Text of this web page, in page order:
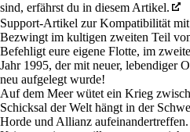
sind, erfährst du in diesem Artikel.
Support-Artikel zur Kompatibilität
Bezwingt im kultigen zweiten Teil
Befehligt eure eigene Flotte, im
Jahr 1995, der mit neuer, lebendiger
neu aufgelegt wurde!
Auf dem Meer wütet ein Krieg
Schicksal der Welt hängt in der
Horde und Allianz